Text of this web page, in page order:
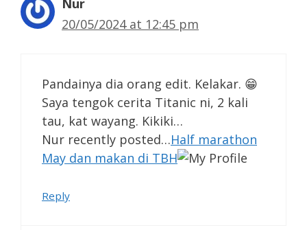
Nur
20/05/2024 at 12:45 pm
Pandainya dia orang edit. Kelakar. 😁
Saya tengok cerita Titanic ni, 2 kali
tau, kat wayang. Kikiki…
Nur recently posted…Half marathon
May dan makan di TBH
Reply